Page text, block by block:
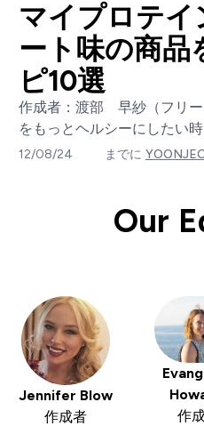
マイプロテイ
ート味の商品
ピ10選
作成者：渡部 早紗（フリ
をもっとヘルシーにしたい
12/08/24 までに
Our
Jennifer Blow
作成者
作